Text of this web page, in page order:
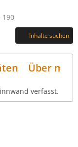
190
Inhalte suchen
Über mich
verfasst.